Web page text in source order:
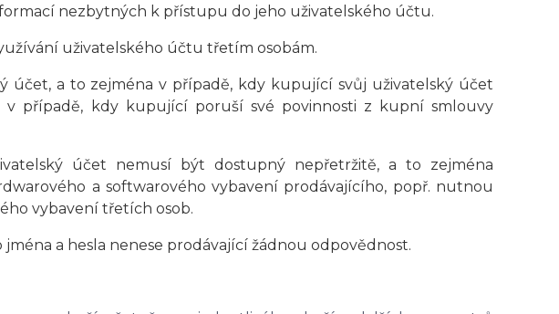
nezbytných k přístupu do jeho uživatelského účtu.
uživatelského účtu třetím osobám.
účet, a to zejména v případě, kdy kupující svůj uživatelský účet
v případě, kdy kupující poruší své povinnosti z kupní smlouvy
účet nemusí být dostupný nepřetržitě, a to zejména
a softwarového vybavení prodávajícího, popř. nutnou
vybavení třetích osob.
a hesla nenese prodávající žádnou odpovědnost.